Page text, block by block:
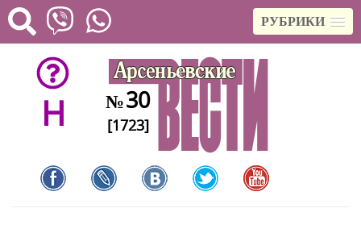
РУБРИКИ
H №30
[1723]